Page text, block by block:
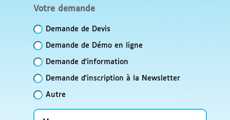
Votre
Votre demande
Demande de Devis
Demande de Démo en ligne
Demande d'information
Demande d'inscription à la Newsletter
Autre
Message